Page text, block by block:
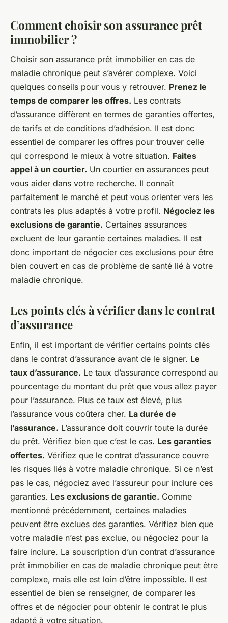
Comment choisir son assurance prêt
immobilier ?
Choisir son assurance prêt immobilier en cas de
maladie chronique peut s’avérer complexe. Voici
quelques conseils pour vous y retrouver. Prenez le
temps de comparer les offres. Les contrats
d’assurance diffèrent en termes de garanties offertes,
de tarifs et de conditions d’adhésion. Il est donc
essentiel de comparer les offres pour trouver celle
qui correspond le mieux à votre situation. Faites
appel à un courtier. Un courtier en assurances peut
vous aider dans votre recherche. Il connaît
parfaitement le marché et peut vous orienter vers les
contrats les plus adaptés à votre profil. Négociez les
exclusions de garantie. Certaines assurances
excluent de leur garantie certaines maladies. Il est
donc important de négocier ces exclusions pour être
bien couvert en cas de problème de santé lié à votre
maladie chronique.
Les points clés à vérifier dans le contrat
d’assurance
Enfin, il est important de vérifier certains points clés
dans le contrat d’assurance avant de le signer. Le
taux d’assurance. Le taux d’assurance correspond au
pourcentage du montant du prêt que vous allez payer
pour l’assurance. Plus ce taux est élevé, plus
l’assurance vous coûtera cher. La durée de
l’assurance. L’assurance doit couvrir toute la durée
du prêt. Vérifiez bien que c’est le cas. Les garanties
offertes. Vérifiez que le contrat d’assurance couvre
les risques liés à votre maladie chronique. Si ce n’est
pas le cas, négociez avec l’assureur pour inclure ces
garanties. Les exclusions de garantie. Comme
mentionné précédemment, certaines maladies
peuvent être exclues des garanties. Vérifiez bien que
votre maladie n’est pas exclue, ou négociez pour la
faire inclure. La souscription d’un contrat d’assurance
prêt immobilier en cas de maladie chronique peut être
complexe, mais elle est loin d’être impossible. Il est
essentiel de bien se renseigner, de comparer les
offres et de négocier pour obtenir le contrat le plus
adapté à votre situation.